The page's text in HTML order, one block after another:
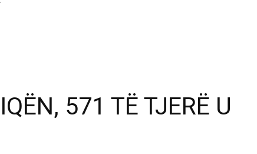
571 TË TJERË U